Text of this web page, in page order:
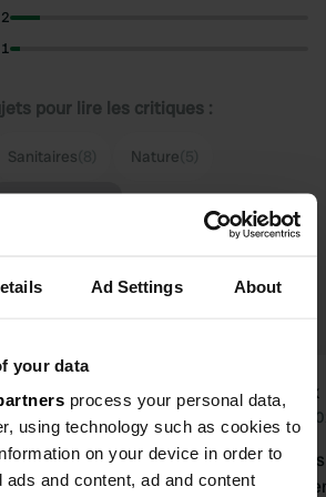
Ad Settings About
your data
process your personal data,
using technology such as cookies to
on your device in order to
and content, ad and content
2
1
pour lire les critiques :
Sanitaires Nature
et quelles
!
b brisk
juil.
Les
déjà été